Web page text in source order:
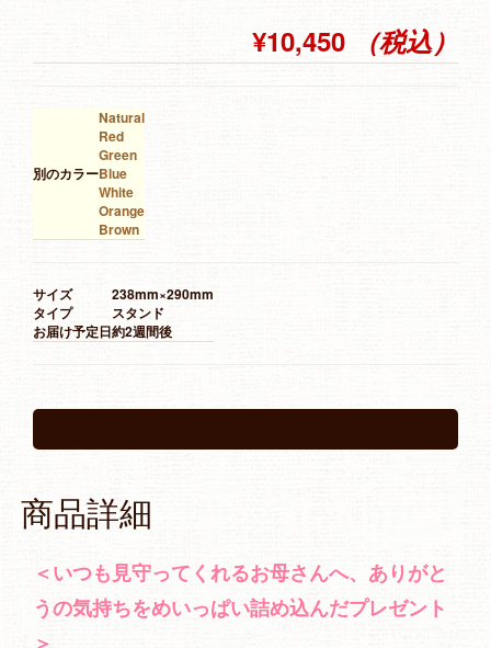
¥10,450 （税込）
別のカラー
Natural
Red
Green
Blue
White
Orange
Brown
サイズ
238mm×290mm
タイプ
スタンド
お届け予定日約2週間後
商品詳細
＜いつも見守ってくれるお母さんへ、ありがと
うの気持ちをめいっぱい詰め込んだプレゼント
＞